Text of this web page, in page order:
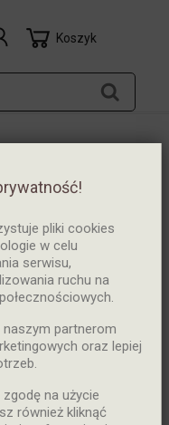
pliki cookies
w celu
serwisu,
ruchu na
partnerom
oraz lepiej
zgodę na użycie
również kliknąć
Koszyk